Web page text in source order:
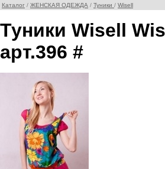
Каталог / ЖЕНСКАЯ ОДЕЖДА / Туники / Wisell
Туники Wisell
арт.396 #